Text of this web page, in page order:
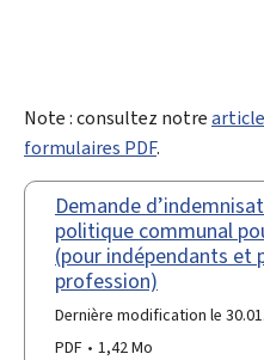
Note : consultez notre
formulaires PDF.
Demande
politique communal
(pour indépendants et
profession)
Dernière modification le
PDF
1,42 Mo